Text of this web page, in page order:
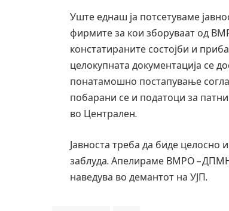
Уште еднаш ја потсетуваме
фирмите за кои зборуваат од
констатираните состојби и
целокупната документација се
понатамошно постапување
побарани се и податоци за
во Централен.
Јавноста треба да биде целосно
заблуда. Апелираме ВМРО –
наведува во демантот на УЈП.